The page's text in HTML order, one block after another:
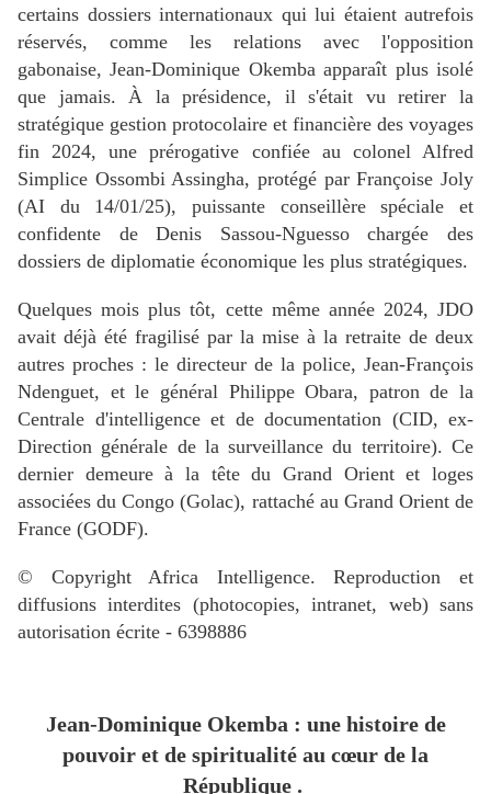
certains dossiers internationaux qui lui étaient autrefois
réservés, comme les relations avec l'opposition
gabonaise, Jean-Dominique Okemba apparaît plus isolé
que jamais. À la présidence, il s'était vu retirer la
stratégique gestion protocolaire et financière des voyages
fin 2024, une prérogative confiée au colonel Alfred
Simplice Ossombi Assingha, protégé par Françoise Joly
(AI du 14/01/25), puissante conseillère spéciale et
confidente de Denis Sassou-Nguesso chargée des
dossiers de diplomatie économique les plus stratégiques.
Quelques mois plus tôt, cette même année 2024, JDO
avait déjà été fragilisé par la mise à la retraite de deux
autres proches : le directeur de la police, Jean-François
Ndenguet, et le général Philippe Obara, patron de la
Centrale d'intelligence et de documentation (CID, ex-
Direction générale de la surveillance du territoire). Ce
dernier demeure à la tête du Grand Orient et loges
associées du Congo (Golac), rattaché au Grand Orient de
France (GODF).
©️ Copyright Africa Intelligence. Reproduction et
diffusions interdites (photocopies, intranet, web) sans
autorisation écrite - 6398886
Jean-Dominique Okemba : une histoire de
pouvoir et de spiritualité au cœur de la
République .